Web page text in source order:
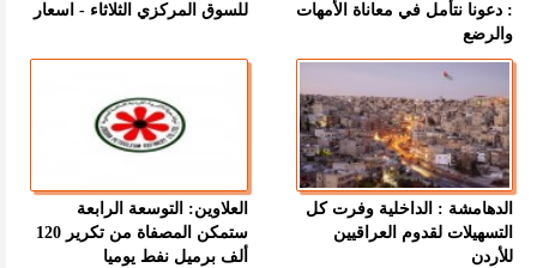
: دعونا نتأمل في معاناة الأمهات
والرضع
للسوق المركزي الثلاثاء - اسعار
الدهامشة : الداخلية وفرت كل
التسهيلات لقدوم العراقيين
للأردن
العلاوين: التوسعة الرابعة
ستمكن المصفاة من تكرير 120
ألف برميل نفط يوميا